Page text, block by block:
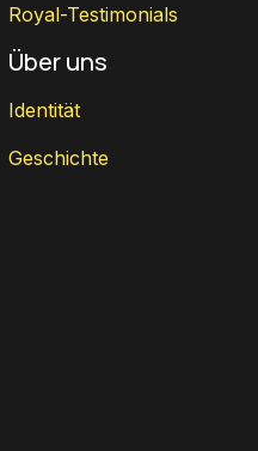
Royal-Testimonials
Über uns
Identität
Geschichte